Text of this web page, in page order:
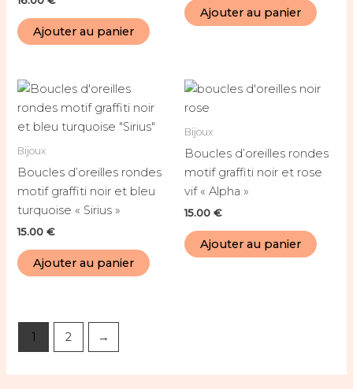
Ajouter au panier
Ajouter au panier
Bijoux
Boucles d’oreilles rondes
motif graffiti noir et bleu
turquoise « Sirius »
15.00€
Ajouter au panier
Bijoux
Boucles d’oreilles rondes
motif graffiti noir et rose
vif « Alpha »
15.00 €
Ajouter au panier
1 2 →